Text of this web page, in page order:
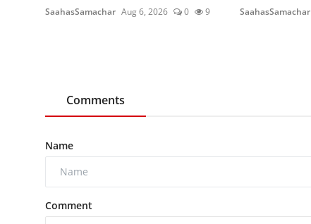
SaahasSamachar Aug 6, 2026 0 9 SaahasSamachar
Comments
Name
Comment